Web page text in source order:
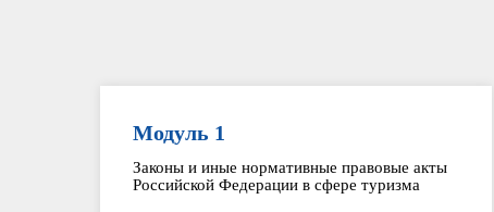
Модуль 1
Законы и иные нормативные правовые акты
Российской Федерации в сфере туризма